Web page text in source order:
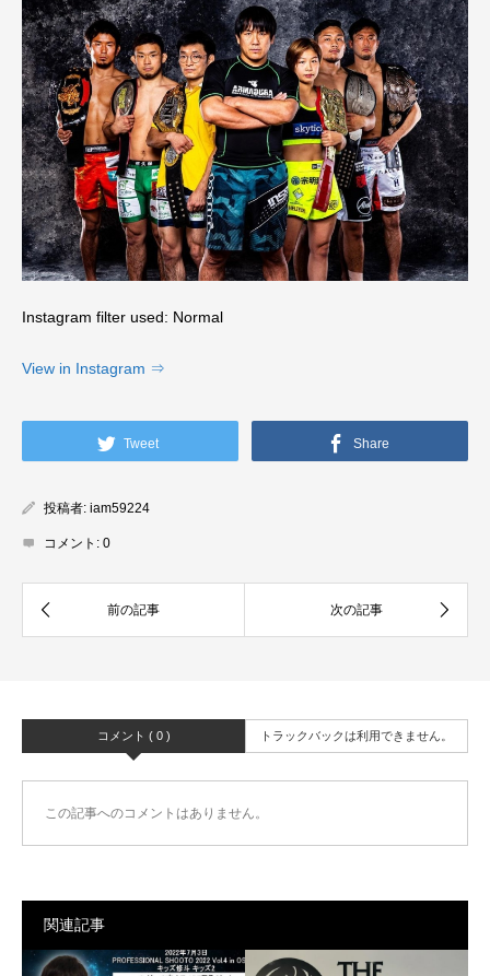
Instagram filter used: Normal
View in Instagram ⇒
Tweet Share
投稿者: iam59224
コメント: 0
コメント ( 0 ) トラックバックは利用できません。
この記事へのコメントはありません。
関連記事